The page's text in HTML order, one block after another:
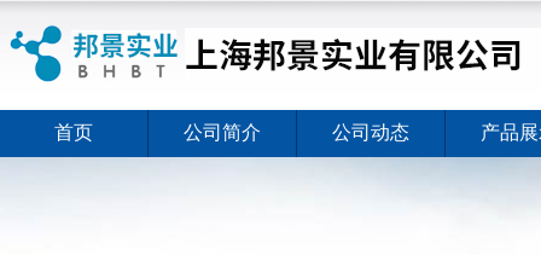
首页 公司简介 公司动态 产品